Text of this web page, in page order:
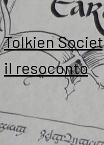
Tolkien
il resoconto